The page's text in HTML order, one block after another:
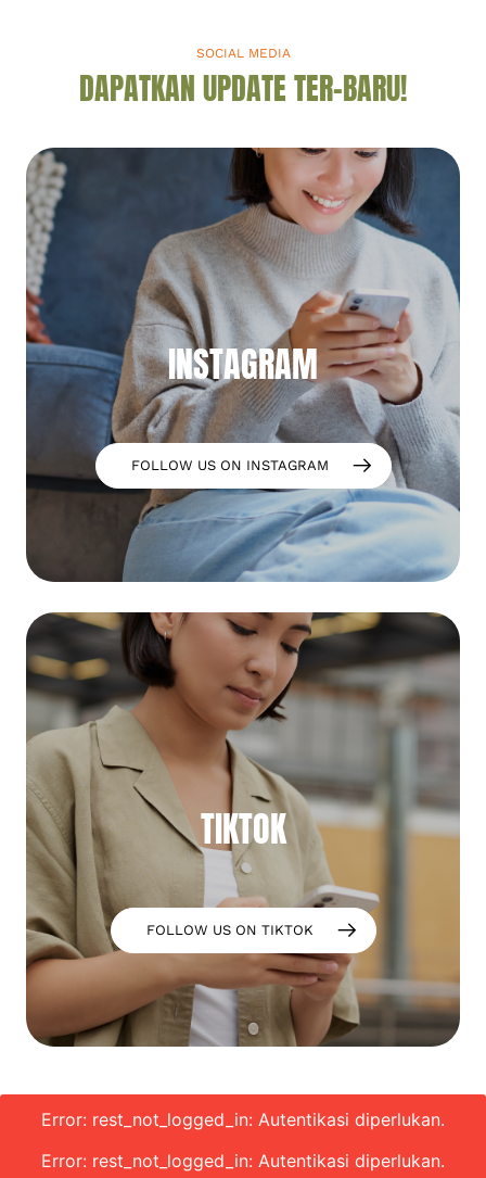
SOCIAL MEDIA
DAPATKAN UPDATE TER-BARU!
INSTAGRAM
FOLLOW US ON INSTAGRAM
TIKTOK
FOLLOW US ON TIKTOK
Error: rest_not_logged_in: Autentikasi diperlukan.
Error: rest_not_logged_in: Autentikasi diperlukan.